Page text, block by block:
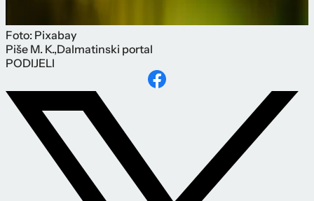
Foto: Pixabay
Piše M. K.,Dalmatinski portal
PODIJELI